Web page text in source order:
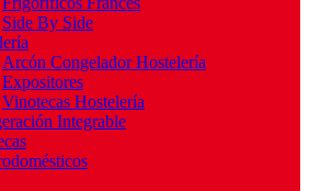
Side By Side
Arcón Congelador Hostelería
Expositores
Vinotecas Hostelería
Integrable